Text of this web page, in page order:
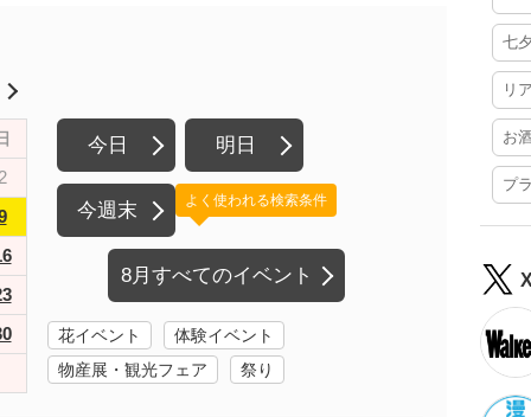
今日 明日
今週末
8月すべてのイベント
よく使われる検索条件
花イベント
体験イベント
物産展・観光フェア
祭り
七
リ
お
プ